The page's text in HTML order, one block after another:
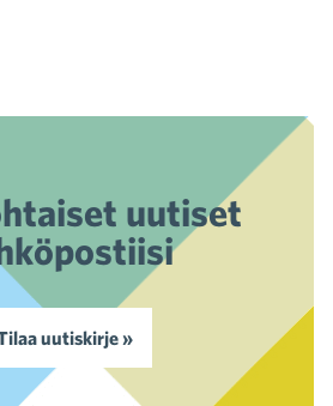
uutiset
uutiskirje »